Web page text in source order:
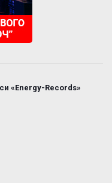
«Energy-Records»